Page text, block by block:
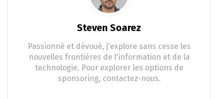
Steven Soarez
Passionné et dévoué, j'explore sans cesse les
nouvelles frontières de l'information et de la
technologie. Pour explorer les options de
sponsoring, contactez-nous.